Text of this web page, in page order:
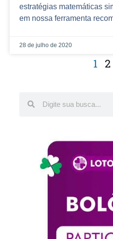
estratégias matemáticas
em nossa ferramenta
28 de julho de 2020
1 2